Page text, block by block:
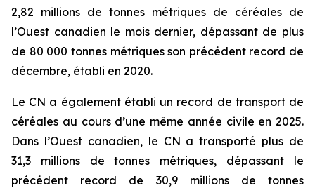
2,82 millions de tonnes métriques de céréales de
l’Ouest canadien le mois dernier, dépassant de plus
de 80 000 tonnes métriques son précédent record de
décembre, établi en 2020.
Le CN a également établi un record de transport de
céréales au cours d’une même année civile en 2025.
Dans l’Ouest canadien, le CN a transporté plus de
31,3 millions de tonnes métriques, dépassant le
précédent record de 30,9 millions de tonnes